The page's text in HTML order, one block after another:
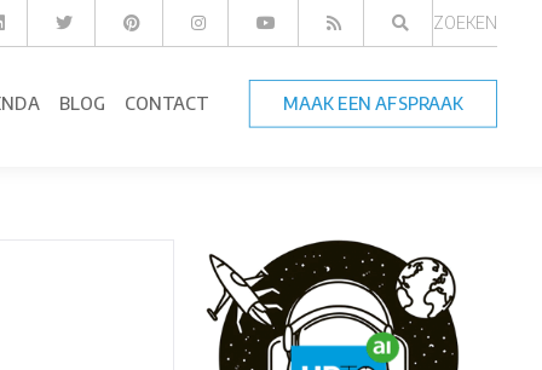
ZOEKEN
BLOG CONTACT MAAK EEN AFSPRAAK